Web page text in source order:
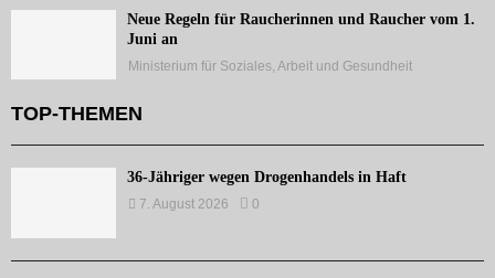
Neue Regeln für Raucherinnen und Raucher vom 1.
Juni an
Ministerium für Soziales, Arbeit und Gesundheit
TOP-THEMEN
36-Jähriger wegen Drogenhandels in Haft
7. August 2026 0